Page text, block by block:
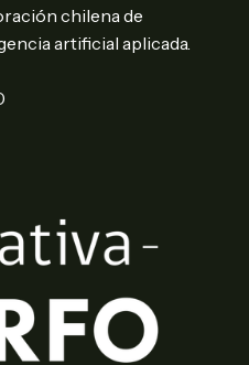
chilena de
artificial aplicada.